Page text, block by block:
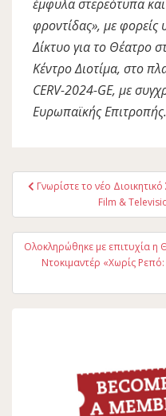
έμφυλα στερεότυπα
φροντίδας», με φορείς
Δίκτυο για το Θέατρο
Κέντρο Διοτίμα, στο
CERV-2024-GE, με
Ευρωπαϊκής Επιτροπής.
Πλοήγηση
Γνωρίστε το νέο
Film &
Ολοκληρώθηκε με επιτυχία η
Ντοκιμαντέρ «Χωρίς